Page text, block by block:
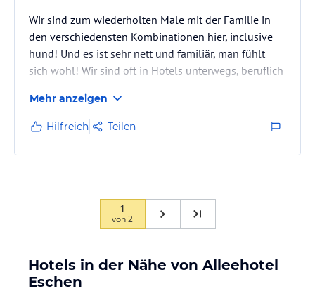
Wir sind zum wiederholten Male mit der Familie in
den verschiedensten Kombinationen hier, inclusive
hund! Und es ist sehr nett und familiär, man fühlt
sich wohl! Wir sind oft in Hotels unterwegs, beruflich
ein reichhaltiges und liebevoll zubereitetes
Frühstück, alle Zeitungen sind vorhanden und man
sitzt in einer Art wohnzimmer, so dass man sich ein
wenig wie daheim fühlt. Die unaufdringliche und
Mehr anzeigen
Hilfreich Teilen
1
von2
Hotels in der Nähe von Alleehotel
Eschen